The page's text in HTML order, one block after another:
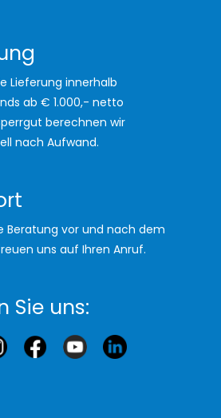
Lieferung innerhalb
ab € 1.000,- netto
berechnen wir
nach Aufwand.
Beratung vor und nach dem
uns auf Ihren Anruf.
Sie uns: